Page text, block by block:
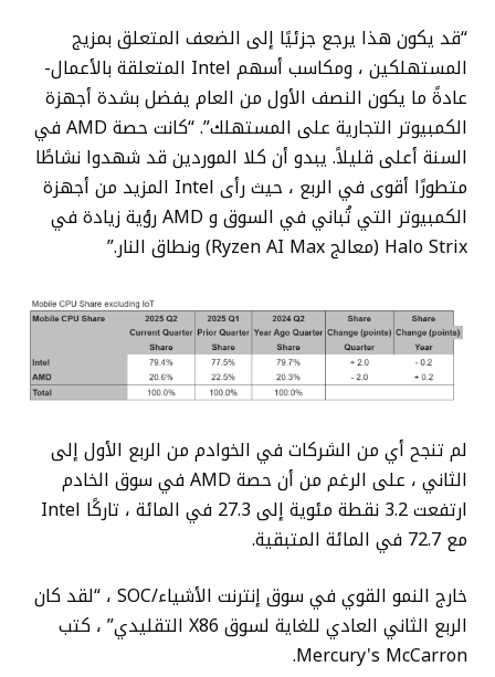
“قد يكون هذا يرجع جزئيًا إلى الضعف المتعلق بمزيج
المستهلكين ، ومكاسب أسهم Intel المتعلقة بالأعمال-
عادةً ما يكون النصف الأول من العام يفضل بشدة أجهزة
الكمبيوتر التجارية على المستهلك”. “كانت حصة AMD في
السنة أعلى قليلاً. يبدو أن كلا الموردين قد شهدوا نشاطًا
متطورًا أقوى في الربع ، حيث رأى Intel المزيد من أجهزة
الكمبيوتر التي تُباني في السوق و AMD رؤية زيادة في
Halo Strix (معالج Ryzen AI Max) ونطاق النار.”
لم تنجح أي من الشركات في الخوادم من الربع الأول إلى
الثاني ، على الرغم من أن حصة AMD في سوق الخادم
ارتفعت 3.2 نقطة مئوية إلى 27.3 في المائة ، تاركًا Intel
مع 72.7 في المائة المتبقية.
خارج النمو القوي في سوق إنترنت الأشياء/SOC ، “لقد كان
الربع الثاني العادي للغاية لسوق X86 التقليدي” ، كتب
Mercury's McCarron.